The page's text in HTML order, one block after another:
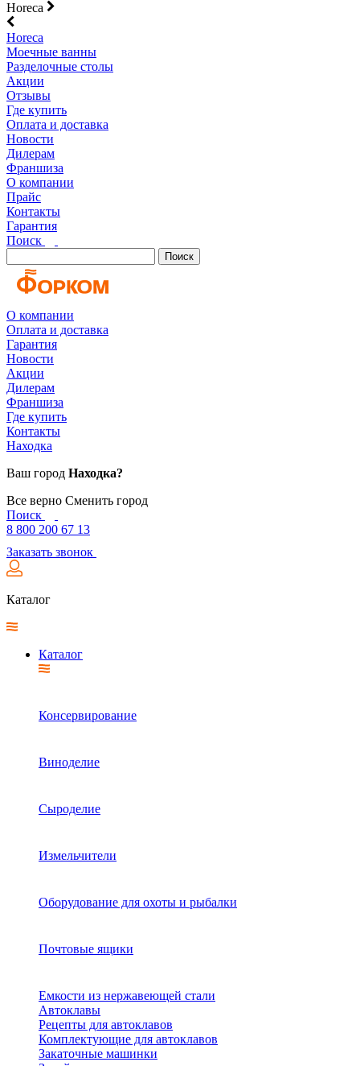
Horeca
Horeca
Моечные ванны
Разделочные столы
Акции
Отзывы
Где купить
Оплата и доставка
Новости
Дилерам
Франшиза
О компании
Прайс
Контакты
Гарантия
Поиск
Поиск
О компании
Оплата и доставка
Гарантия
Новости
Акции
Дилерам
Франшиза
Где купить
Контакты
Находка
Ваш город Находка?
Все верно Сменить город
Поиск
8 800 200 67 13
Заказать звонок
Каталог
Каталог
Консервирование
Виноделие
Сыроделие
Измельчители
Оборудование для охоты и рыбалки
Почтовые ящики
Емкости из нержавеющей стали
Автоклавы
Рецепты для автоклавов
Комплектующие для автоклавов
Закаточные машинки